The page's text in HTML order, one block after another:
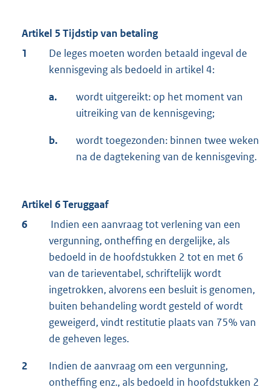
Artikel 5 Tijdstip van betaling
1
De leges moeten worden betaald ingeval de
kennisgeving als bedoeld in artikel 4:
a.
wordt uitgereikt: op het moment van
uitreiking van de kennisgeving;
b.
wordt toegezonden: binnen twee weken
na de dagtekening van de kennisgeving.
Artikel 6 Teruggaaf
6
Indien een aanvraag tot verlening van een
vergunning, ontheffing en dergelijke, als
bedoeld in de hoofdstukken 2 tot en met 6
van de tarieventabel, schriftelijk wordt
ingetrokken, alvorens een besluit is genomen,
buiten behandeling wordt gesteld of wordt
geweigerd, vindt restitutie plaats van 75% van
de geheven leges.
2
Indien de aanvraag om een vergunning,
ontheffing enz., als bedoeld in hoofdstukken 2